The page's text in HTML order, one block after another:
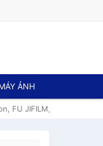
ẢNH
FU JIFILM, Ni kon -